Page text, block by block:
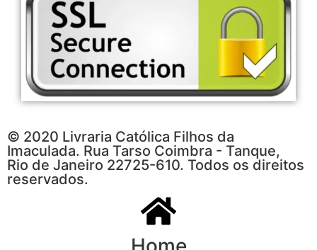
© 2020 Livraria Católica Filhos da
Imaculada. Rua Tarso Coimbra - Tanque,
Rio de Janeiro 22725-610. Todos os direitos
reservados.